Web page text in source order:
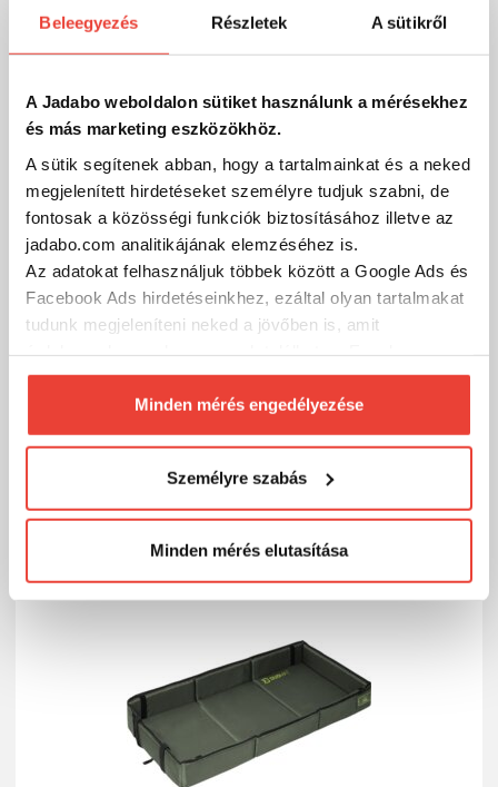
Beleegyezés Részletek A sütikről
A Jadabo weboldalon sütiket használunk a mérésekhez
és más marketing eszközökhöz.
A sütik segítenek abban, hogy a tartalmainkat és a neked
megjelenített hirdetéseket személyre tudjuk szabni, de
fontosak a közösségi funkciók biztosításához illetve az
jadabo.com analitikájának elemzéséhez is.
Az adatokat felhasználjuk többek között a Google Ads és
Facebook Ads hirdetéseinkhez, ezáltal olyan tartalmakat
tudunk megjeleníteni neked a jövőben is, amit
biztosításához arra kérünk, hogy engedd meg
számunkra minden mérés használatát.
Természetesensoha semmilyen formában nem fogunk
megváltoztathatod a döntésed ezzel kapcsolatban.
Előre is köszönjük!
Minden mérés engedélyezése
Személyre szabás
Minden mérés elutasítása
Delphin TeleSAFE+ pontybölcső teleszkópos
lábbal